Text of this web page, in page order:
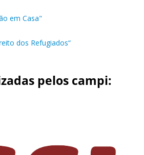
em Casa"
dos Refugiados“
pelos campi: